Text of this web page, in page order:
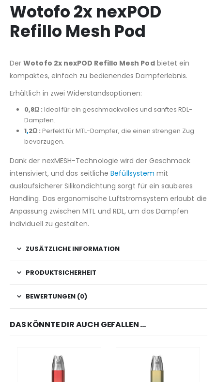
Wotofo 2x nexPOD
Refillo Mesh Pod
DerWotofo 2x nexPOD Refillo Mesh Podbietet ein
kompaktes, einfach zu bedienendes Dampferlebnis.
Erhältlich in zwei Widerstandsoptionen:
0,8Ω : Ideal für ein geschmackvolles und sanftes RDL-
Dampfen.
1,2Ω : Perfekt für MTL-Dampfer, die einen strengen Zug
bevorzugen.
Dank der nexMESH-Technologie wird der Geschmack
intensiviert, und das seitlicheBefüllsystem mit
auslaufsicherer Silikondichtung sorgt für ein sauberes
Handling. Das ergonomische Luftstromsystem erlaubt die
Anpassung zwischen MTL und RDL, um das Dampfen
individuell zu gestalten.
ZUSÄTZLICHE INFORMATION
PRODUKTSICHERHEIT
BEWERTUNGEN (0)
DAS KÖNNTE DIR AUCH GEFALLEN …